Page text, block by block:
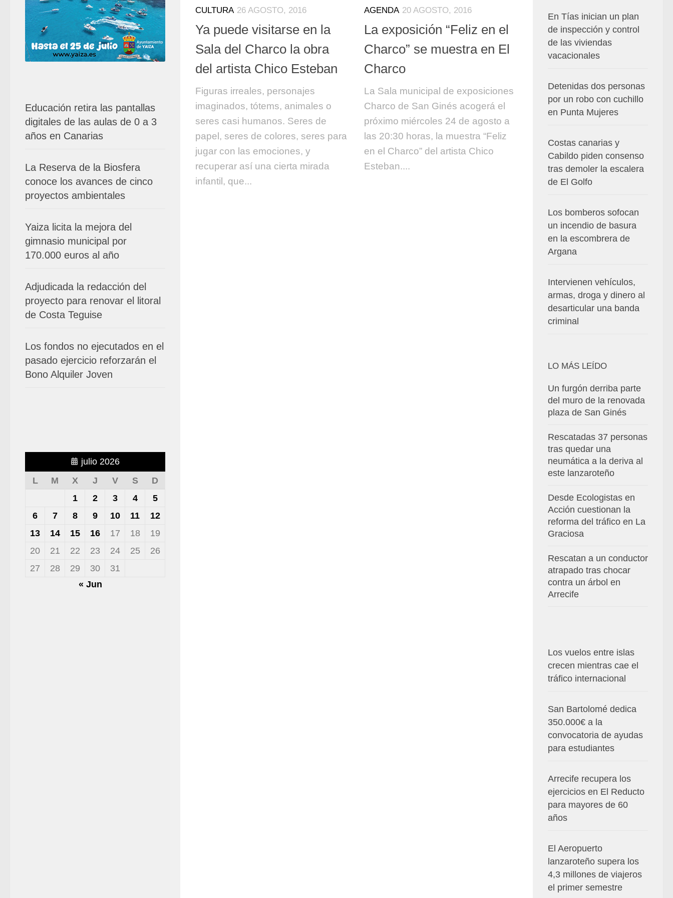
CULTURA 26 AGOSTO, 2016
Ya puede visitarse en la
Sala del Charco la obra
del artista Chico Esteban
Figuras irreales, personajes
imaginados, tótems, animales o
seres casi humanos. Seres de
papel, seres de colores, seres para
jugar con las emociones, y
recuperar así una cierta mirada
infantil, que...
AGENDA 20 AGOSTO, 2016
La exposición “Feliz en el
Charco” se muestra en El
Charco
La Sala municipal de exposiciones
Charco de San Ginés acogerá el
próximo miércoles 24 de agosto a
las 20:30 horas, la muestra “Feliz
en el Charco” del artista Chico
Esteban....
Educación retira las pantallas
digitales de las aulas de 0 a 3
años en Canarias
La Reserva de la Biosfera
conoce los avances de cinco
proyectos ambientales
Yaiza licita la mejora del
gimnasio municipal por
170.000 euros al año
Adjudicada la redacción del
proyecto para renovar el litoral
de Costa Teguise
Los fondos no ejecutados en el
pasado ejercicio reforzarán el
Bono Alquiler Joven
julio 2026
L
M X J V S
D
1
2 3 4
5
6
7 8 9 10 11
12
13
14 15 16 17 18
19
20
21 22 23 24 25
26
27
28 29 30
31
« Jun
En Tías inician un plan
de inspección y control
de las viviendas
vacacionales
Detenidas dos personas
por un robo con cuchillo
en Punta Mujeres
Costas canarias y
Cabildo piden consenso
tras demoler la escalera
de El Golfo
Los bomberos sofocan
un incendio de basura
en la escombrera de
Argana
Intervienen vehículos,
armas, droga y dinero al
desarticular una banda
criminal
LO MÁS LEÍDO
Un furgón derriba parte
del muro de la renovada
plaza de San Ginés
Rescatadas 37 personas
tras quedar una
neumática a la deriva al
este lanzaroteño
Desde Ecologistas en
Acción cuestionan la
reforma del tráfico en La
Graciosa
Rescatan a un conductor
atrapado tras chocar
contra un árbol en
Arrecife
Los vuelos entre islas
crecen mientras cae el
tráfico internacional
San Bartolomé dedica
350.000€ a la
convocatoria de ayudas
para estudiantes
Arrecife recupera los
ejercicios en El Reducto
para mayores de 60
años
El Aeropuerto
lanzaroteño supera los
4,3 millones de viajeros
el primer semestre